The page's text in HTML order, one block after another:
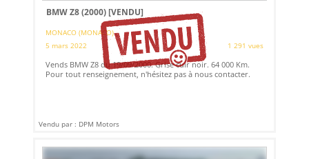
BMW Z8 (2000)[VENDU]
MONACO (MONACO)
5 mars 2022
1 291 vues
Vends BMW Z8 du 19/09/2000. Grise cuir noir. 64 000 Km.
Pour tout renseignement, n'hésitez pas à nous contacter.
Vendu par : DPM Motors